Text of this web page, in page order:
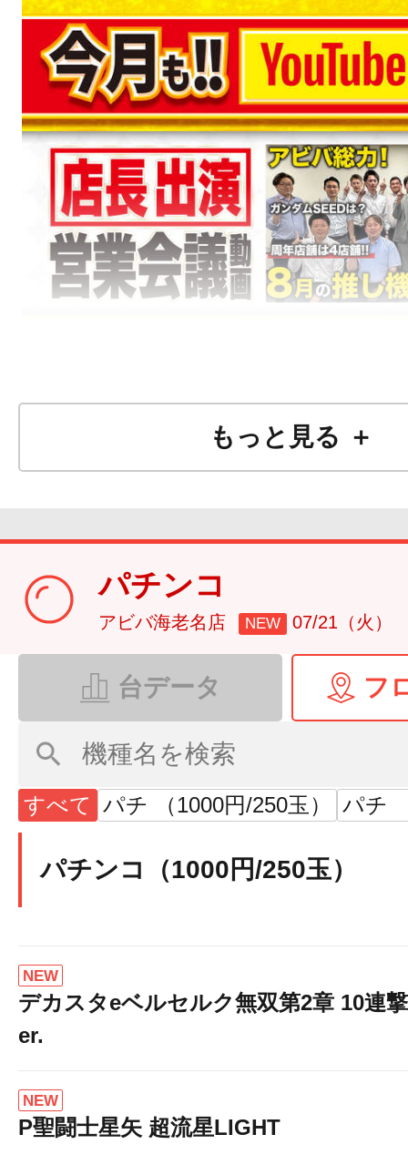
もっと見る ＋
パチンコ
アビバ海老名店 NEW 07/21（火）
台データ フ
すべて パチ （1000円/250玉） パチ
パチンコ（1000円/250玉）
NEW
デカスタeベルセルク無双第2章 10連
er.
NEW
P聖闘士星矢 超流星LIGHT